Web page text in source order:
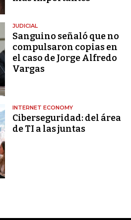
JUDICIAL
Sanguino señaló que no
compulsaron copias en
el caso de Jorge Alfredo
Vargas
INTERNET ECONOMY
Ciberseguridad: del área
de TI a las juntas